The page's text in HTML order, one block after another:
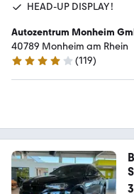
HEAD-UP DISPLAY !
Autozentrum Monheim
40789 Monheim am Rhein
4 Sterne
(119)